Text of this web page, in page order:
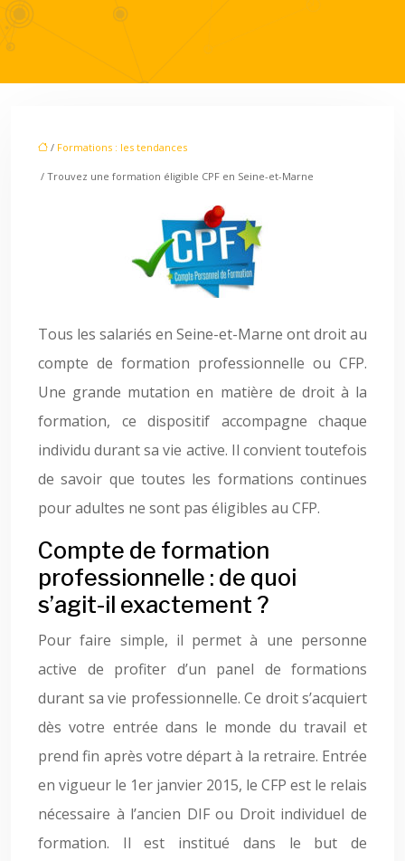
/ Formations : les tendances
/ Trouvez une formation éligible CPF en Seine-et-Marne
Tous les salariés en Seine-et-Marne ont droit au
compte de formation professionnelle ou CFP.
Une grande mutation en matière de droit à la
formation, ce dispositif accompagne chaque
individu durant sa vie active. Il convient toutefois
de savoir que toutes les formations continues
pour adultes ne sont pas éligibles au CFP.
Compte de formation
professionnelle : de quoi
s’agit-il exactement ?
Pour faire simple, il permet à une personne
active de profiter d’un panel de formations
durant sa vie professionnelle. Ce droit s’acquiert
dès votre entrée dans le monde du travail et
prend fin après votre départ à la retraire. Entrée
en vigueur le 1er janvier 2015, le CFP est le relais
nécessaire à l’ancien DIF ou Droit individuel de
formation. Il est institué dans le but de